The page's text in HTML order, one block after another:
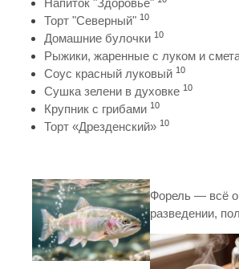
Торт "Северный" 10
Домашние булочки 10
Рыжики, жаренные с луком и
Соус красный луковый 10
Сушка зелени в духовке 10
Крупник с грибами 10
Торт «Дрезденский» 10
Форель — всё о
разведении,